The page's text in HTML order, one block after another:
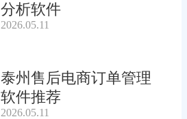
分析软件
2026.05.11
泰州售后电商订单管理
软件推荐
2026.05.11